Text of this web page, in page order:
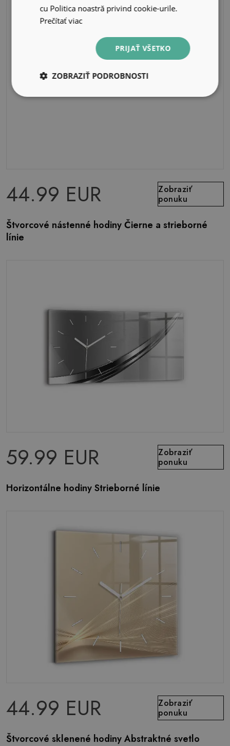
44.99 EUR
Zobraziť
ponuku
Štvorcové nástenné hodiny Čierne a strieborné
línie
59.99 EUR
Zobraziť
ponuku
Horizontálne hodiny Strieborné línie
44.99 EUR
Zobraziť
ponuku
Štvorcové sklenené hodiny Abstraktné svetlo
cu Politica noastră privind cookie-urile.
Prečítať viac
PRIJAŤ VŠETKO
ZOBRAZIŤ PODROBNOSTI